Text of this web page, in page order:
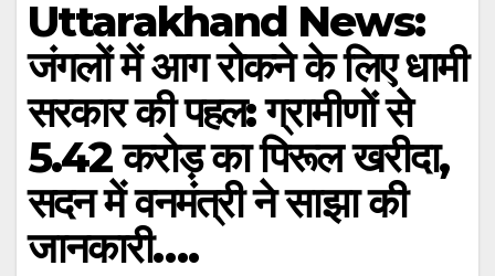
Uttarakhand News:
जंगलों में आग रोकने के लिए धामी
सरकार की पहल: ग्रामीणों से
5.42 करोड़ का पिरूल खरीदा,
सदन में वनमंत्री ने साझा की
जानकारी….